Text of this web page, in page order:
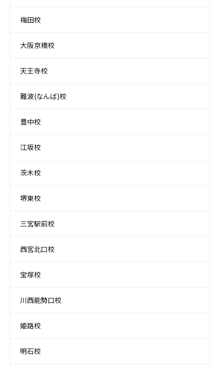
梅田校
大阪京橋校
天王寺校
難波(なんば)校
豊中校
江坂校
茨木校
堺東校
三宮駅前校
西宮北口校
宝塚校
川西能勢口校
姫路校
明石校